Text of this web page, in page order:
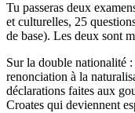
Tu passeras deux
et culturelles, 25
de base). Les deux sont
Sur la double nationalité
renonciation à la
déclarations faites aux
Croates qui deviennent